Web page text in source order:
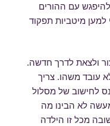
עם ההורים
למען מיטביות תפקוד
ולצאת לדרך חדשה.
עובד משהו. צריך
לחישוב של מסלול
לא הבינו מה
מכל זו הילדה